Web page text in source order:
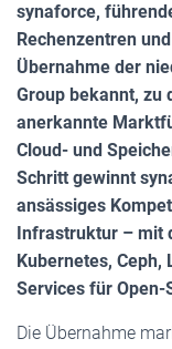
synaforce,
Rechenzentren
Übernahme der
Group bekannt, zu
anerkannte
Cloud- und
Schritt gewinnt
ansässiges
Infrastruktur – mit
Kubernetes, Ceph,
Services für Open-
Die Übernahme